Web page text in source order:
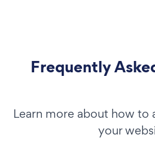
Frequently
Learn more about how to
your